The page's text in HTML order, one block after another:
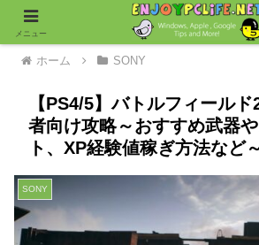
ホーム SONY
【PS4/5】バトルフィール
者向け攻略～おすすめ武器
ト、XP経験値稼ぎ方法など
SONY
メニュー